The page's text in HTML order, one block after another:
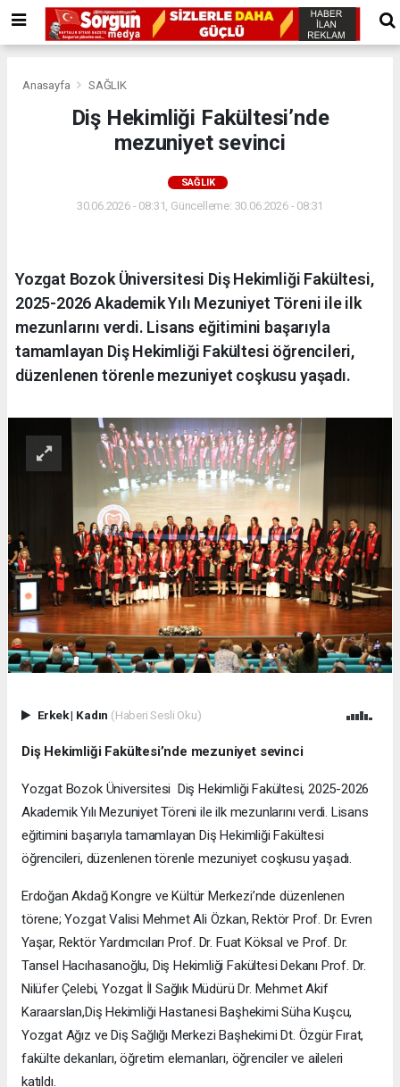
Anasayfa SAĞLIK
Diş Hekimliği Fakültesi’nde
mezuniyet sevinci
SAĞLIK
30.06.2026 - 08:31, Güncelleme: 30.06.2026 - 08:31
Yozgat Bozok Üniversitesi Diş Hekimliği Fakültesi,
2025-2026 Akademik Yılı Mezuniyet Töreni ile ilk
mezunlarını verdi. Lisans eğitimini başarıyla
tamamlayan Diş Hekimliği Fakültesi öğrencileri,
düzenlenen törenle mezuniyet coşkusu yaşadı.
Erkek| Kadın (Haberi Sesli Oku)
Diş Hekimliği Fakültesi’nde mezuniyet sevinci
Yozgat Bozok Üniversitesi Diş Hekimliği Fakültesi, 2025-2026
Akademik Yılı Mezuniyet Töreni ile ilk mezunlarını verdi. Lisans
eğitimini başarıyla tamamlayan Diş Hekimliği Fakültesi
öğrencileri, düzenlenen törenle mezuniyet coşkusu yaşadı.
Erdoğan Akdağ Kongre ve Kültür Merkezi’nde düzenlenen
törene; Yozgat Valisi Mehmet Ali Özkan, Rektör Prof. Dr. Evren
Yaşar, Rektör Yardımcıları Prof. Dr. Fuat Köksal ve Prof. Dr.
Tansel Hacıhasanoğlu, Diş Hekimliği Fakültesi Dekanı Prof. Dr.
Nilüfer Çelebi, Yozgat İl Sağlık Müdürü Dr. Mehmet Akif
Karaarslan,Diş Hekimliği Hastanesi Başhekimi Süha Kuşcu,
Yozgat Ağız ve Diş Sağlığı Merkezi Başhekimi Dt. Özgür Fırat,
fakülte dekanları, öğretim elemanları, öğrenciler ve aileleri
katıldı.